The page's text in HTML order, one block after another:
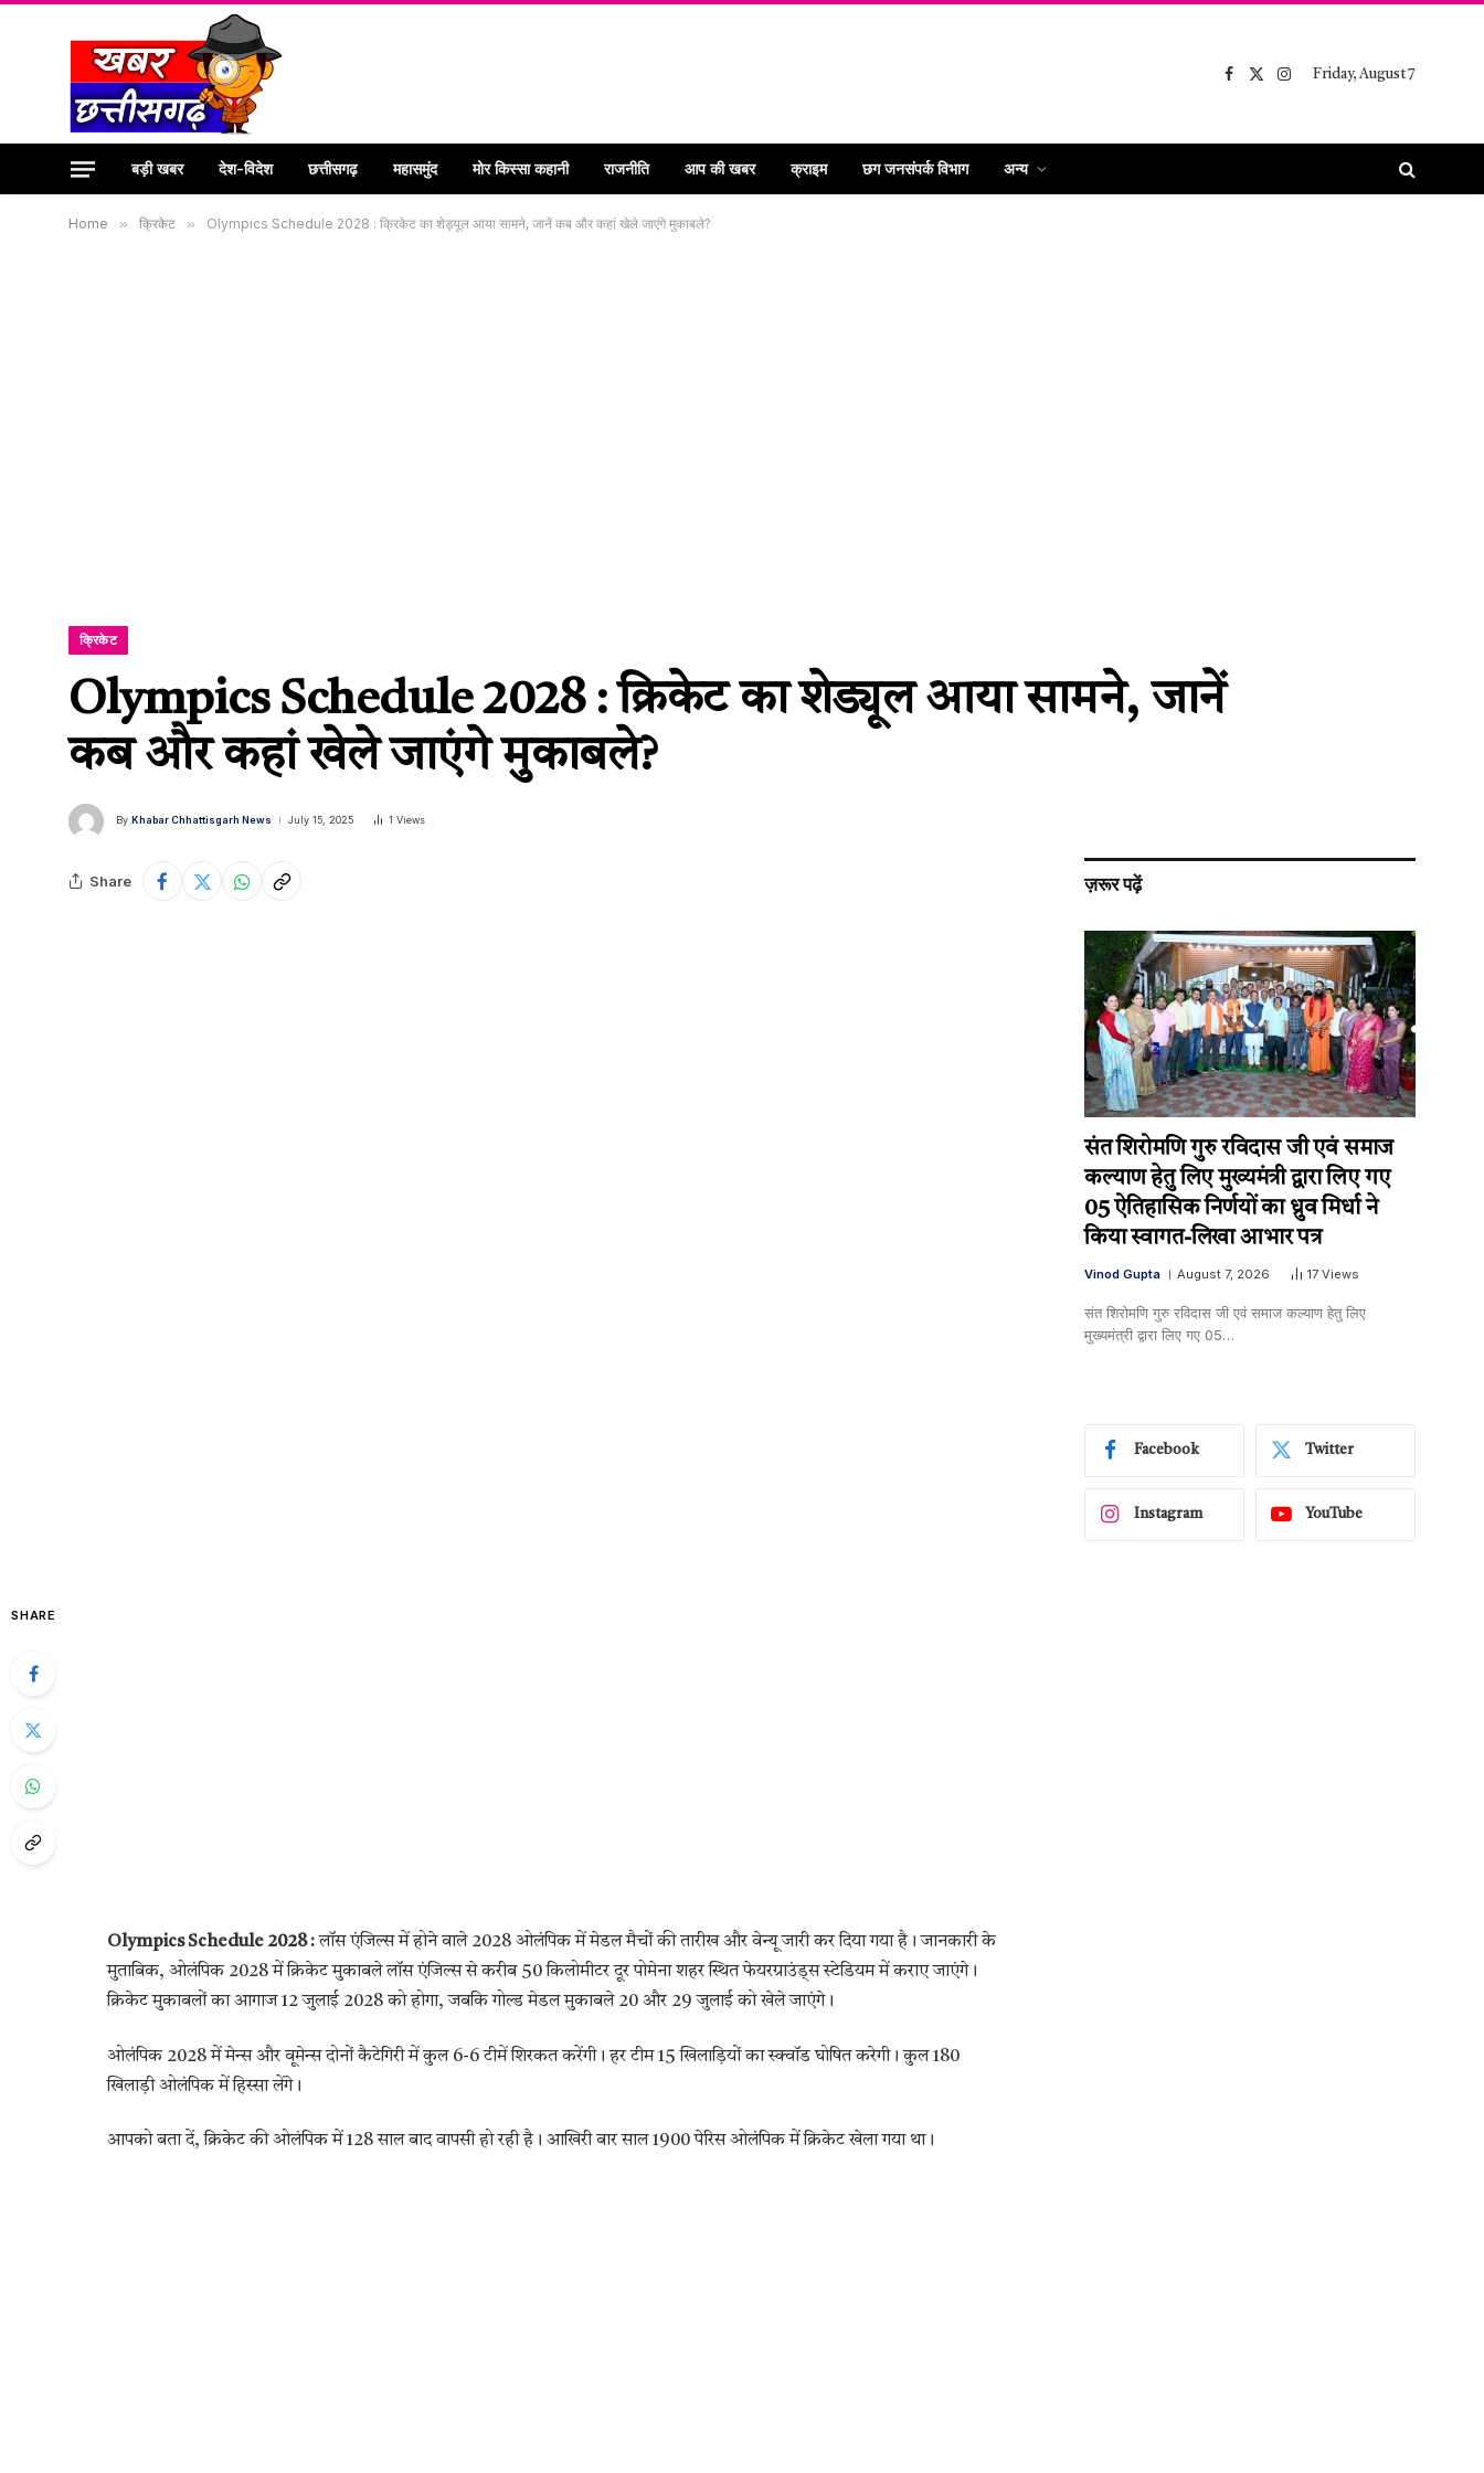
Facebook
X
Instagram
Friday, August 7
बड़ी खबर देश-विदेश छत्तीसगढ़ महासमुंद मोर किस्सा कहानी राजनीति आप की खबर क्राइम छग जनसंपर्क विभाग अन्य
Home » क्रिकेट » Olympics Schedule 2028 : क्रिकेट का शेड्यूल आया सामने, जानें कब और कहां खेले जाएंगे मुकाबले?
क्रिकेट
Olympics Schedule 2028 : क्रिकेट का शेड्यूल आया सामने, जानें
कब और कहां खेले जाएंगे मुकाबले?
By Khabar Chhattisgarh News July 15, 2025 1 Views
Share
SHARE
Olympics Schedule 2028 :लॉस एंजिल्स में होने वाले 2028 ओलंपिक में मेडल मैचों की तारीख और वेन्यू जारी कर दिया गया है। जानकारी के
मुताबिक, ओलंपिक 2028 में क्रिकेट मुकाबले लॉस एंजिल्स से करीब 50 किलोमीटर दूर पोमेना शहर स्थित फेयरग्राउंड्स स्टेडियम में कराए जाएंगे।
क्रिकेट मुकाबलों का आगाज 12 जुलाई 2028 को होगा, जबकि गोल्ड मेडल मुकाबले 20 और 29 जुलाई को खेले जाएंगे।
ओलंपिक 2028 में मेन्स और वूमेन्स दोनों कैटेगिरी में कुल 6-6 टीमें शिरकत करेंगी। हर टीम 15 खिलाड़ियों का स्क्वॉड घोषित करेगी। कुल 180
खिलाड़ी ओलंपिक में हिस्सा लेंगे।
आपको बता दें, क्रिकेट की ओलंपिक में 128 साल बाद वापसी हो रही है। आखिरी बार साल 1900 पेरिस ओलंपिक में क्रिकेट खेला गया था।
ज़रूर पढ़ें
संत शिरोमणि गुरु रविदास जी एवं समाज
कल्याण हेतु लिए मुख्यमंत्री द्वारा लिए गए
05 ऐतिहासिक निर्णयों का ध्रुव मिर्धा ने
किया स्वागत-लिखा आभार पत्र
Vinod Gupta August 7, 2026 17 Views
संत शिरोमणि गुरु रविदास जी एवं समाज कल्याण हेतु लिए
मुख्यमंत्री द्वारा लिए गए 05…
Facebook Twitter
Instagram YouTube